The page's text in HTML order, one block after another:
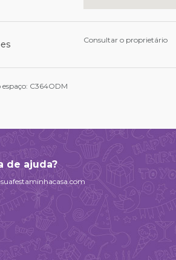
Consultar o proprietário
espaço: C364ODM
de ajuda?